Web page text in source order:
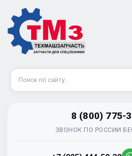
8 (800) 775-
ЗВОНОК ПО РОССИИ